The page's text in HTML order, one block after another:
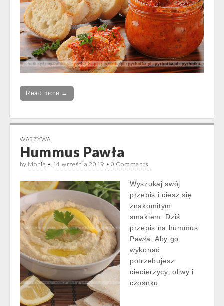
Read more →
WARZYWA
Hummus Pawła
by Monia • 14 września 2019 •0 Comments
Wyszukaj swój
przepis i ciesz się
znakomitym
smakiem. Dziś
przepis na hummus
Pawła. Aby go
wykonać
potrzebujesz:
ciecierzycy, oliwy i
czosnku.